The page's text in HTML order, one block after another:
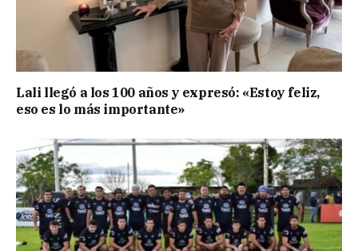
Lali llegó a los 100 años y expresó: «Estoy feliz,
eso es lo más importante»